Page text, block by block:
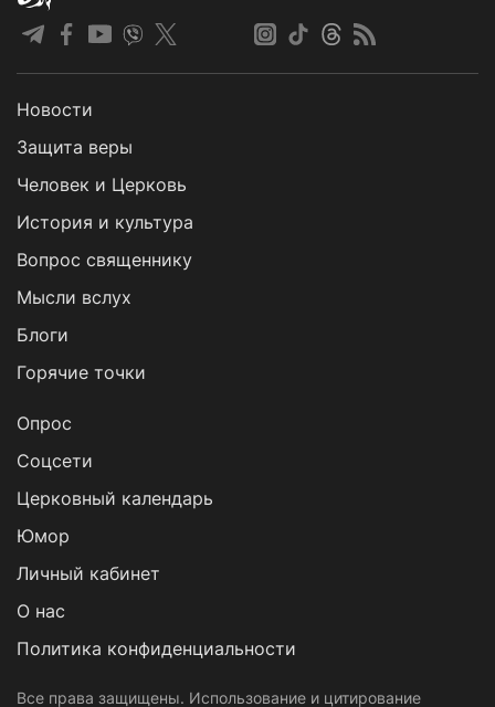
Новости
Защита веры
Человек и Церковь
История и культура
Вопрос священнику
Мысли вслух
Блоги
Горячие точки
Опрос
Cоцсети
Церковный календарь
Юмор
Личный кабинет
О нас
Политика конфиденциальности
Все права защищены. Использование и цитирование